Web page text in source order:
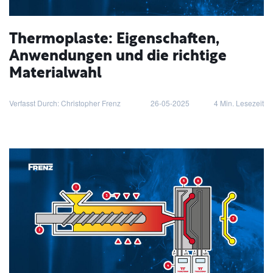
Thermoplaste: Eigenschaften,
Anwendungen und die richtige
Materialwahl
Verfasst Durch: Christopher Frenz 26-05-2025 4 Min. Lesezeit